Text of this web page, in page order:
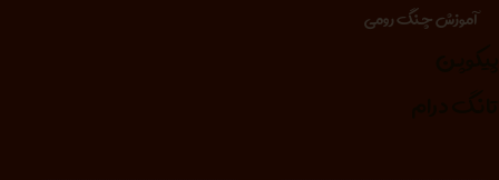
آموزش چنگ رومی